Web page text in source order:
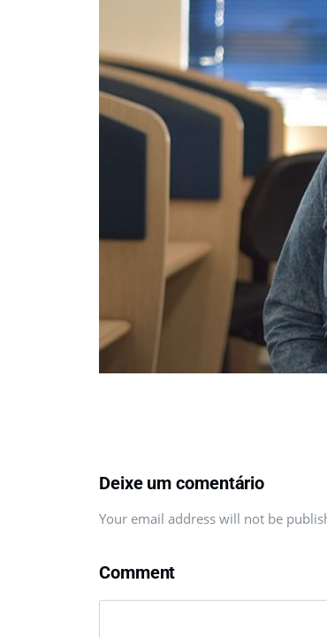
Deixe um comentário
Your email address will not be
Comment